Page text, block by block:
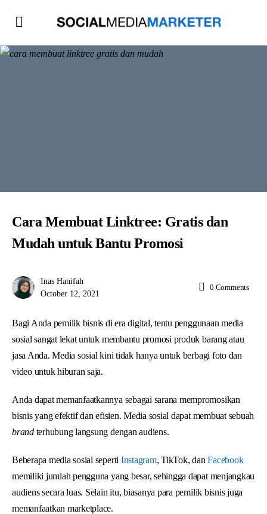
Cara Membuat Linktree: Gratis dan
Mudah untuk Bantu Promosi
Inas Hanifah
October 12, 2021
0 Comments
Bagi Anda pemilik bisnis di era digital, tentu penggunaan media
sosial sangat lekat untuk membantu promosi produk barang atau
jasa Anda. Media sosial kini tidak hanya untuk berbagi foto dan
video untuk hiburan saja.
Anda dapat memanfaatkannya sebagai sarana mempromosikan
bisnis yang efektif dan efisien. Media sosial dapat membuat sebuah
brandterhubung langsung dengan audiens.
Beberapa media sosial seperti Instagram, TikTok, danFacebook
memiliki jumlah pengguna yang besar, sehingga dapat menjangkau
audiens secara luas. Selain itu, biasanya para pemilik bisnis juga
memanfaatkan marketplace.